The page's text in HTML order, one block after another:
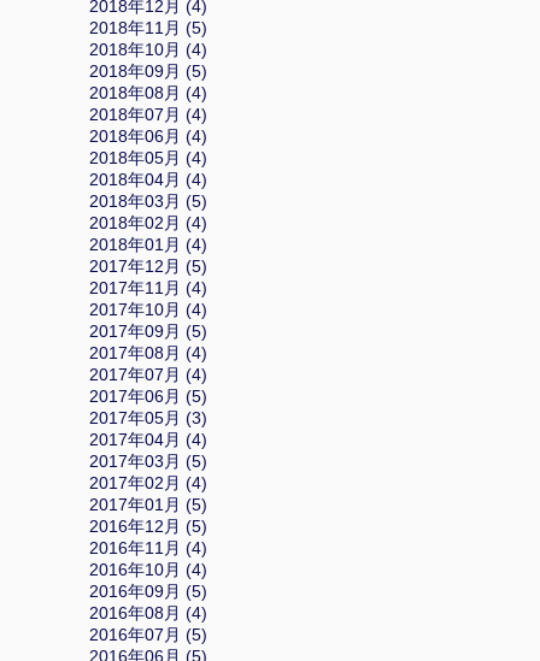
2018年12月 (4)
2018年11月 (5)
2018年10月 (4)
2018年09月 (5)
2018年08月 (4)
2018年07月 (4)
2018年06月 (4)
2018年05月 (4)
2018年04月 (4)
2018年03月 (5)
2018年02月 (4)
2018年01月 (4)
2017年12月 (5)
2017年11月 (4)
2017年10月 (4)
2017年09月 (5)
2017年08月 (4)
2017年07月 (4)
2017年06月 (5)
2017年05月 (3)
2017年04月 (4)
2017年03月 (5)
2017年02月 (4)
2017年01月 (5)
2016年12月 (5)
2016年11月 (4)
2016年10月 (4)
2016年09月 (5)
2016年08月 (4)
2016年07月 (5)
2016年06月 (5)